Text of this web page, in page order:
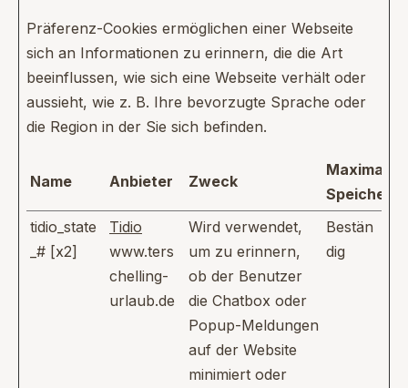
Präferenz-Cookies ermöglichen einer Webseite
sich an Informationen zu erinnern, die die Art
beeinflussen, wie sich eine Webseite verhält oder
aussieht, wie z. B. Ihre bevorzugte Sprache oder
die Region in der Sie sich befinden.
Name Anbieter Zweck
Maximale
tidio_state
_# [x2]
Tidio
www.ters
chelling-
urlaub.de
Wird verwendet,
um zu erinnern,
ob der Benutzer
die Chatbox oder
Popup-Meldungen
auf der Website
minimiert oder
Bestän
dig